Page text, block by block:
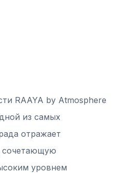
RAAYA by Atmosphere
из самых
отражает
сочетающую
уровнем